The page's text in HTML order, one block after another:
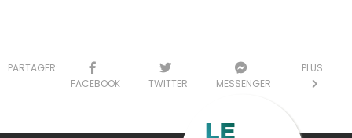
PARTAGER:
FACEBOOK
TWITTER MESSENGER
PLUS